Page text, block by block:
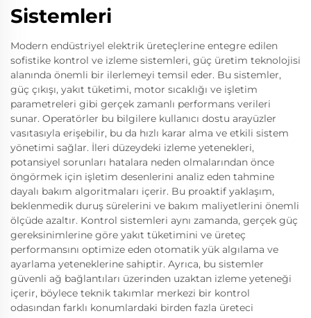
Sistemleri
Modern endüstriyel elektrik üreteçlerine entegre edilen
sofistike kontrol ve izleme sistemleri, güç üretim teknolojisi
alanında önemli bir ilerlemeyi temsil eder. Bu sistemler,
güç çıkışı, yakıt tüketimi, motor sıcaklığı ve işletim
parametreleri gibi gerçek zamanlı performans verileri
sunar. Operatörler bu bilgilere kullanıcı dostu arayüzler
vasıtasıyla erişebilir, bu da hızlı karar alma ve etkili sistem
yönetimi sağlar. İleri düzeydeki izleme yetenekleri,
potansiyel sorunları hatalara neden olmalarından önce
öngörmek için işletim desenlerini analiz eden tahmine
dayalı bakım algoritmaları içerir. Bu proaktif yaklaşım,
beklenmedik duruş sürelerini ve bakım maliyetlerini önemli
ölçüde azaltır. Kontrol sistemleri aynı zamanda, gerçek güç
gereksinimlerine göre yakıt tüketimini ve üreteç
performansını optimize eden otomatik yük algılama ve
ayarlama yeteneklerine sahiptir. Ayrıca, bu sistemler
güvenli ağ bağlantıları üzerinden uzaktan izleme yeteneği
içerir, böylece teknik takımlar merkezi bir kontrol
odasından farklı konumlardaki birden fazla üreteci